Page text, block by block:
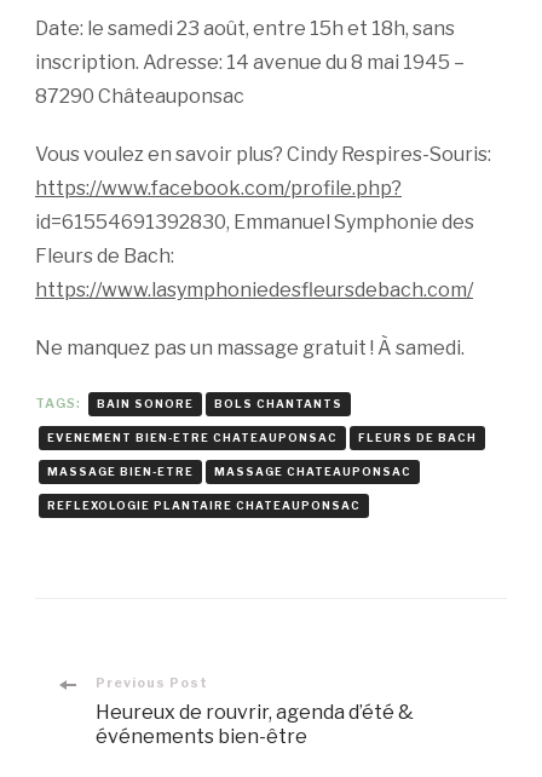
Date: le samedi 23 août, entre 15h et 18h, sans
inscription. Adresse: 14 avenue du 8 mai 1945 –
87290 Châteauponsac
Vous voulez en savoir plus? Cindy Respires-Souris:
https://www.facebook.com/profile.php?
id=61554691392830, Emmanuel Symphonie des
Fleurs de Bach:
https://www.lasymphoniedesfleursdebach.com/
Ne manquez pas un massage gratuit ! À samedi.
TAGS: BAIN SONORE BOLS CHANTANTS
EVENEMENT BIEN-ETRE CHATEAUPONSAC FLEURS DE BACH
MASSAGE BIEN-ETRE MASSAGE CHATEAUPONSAC
REFLEXOLOGIE PLANTAIRE CHATEAUPONSAC
Post
Navigation
Previous Post
Heureux de rouvrir, agenda d’été &
événements bien-être